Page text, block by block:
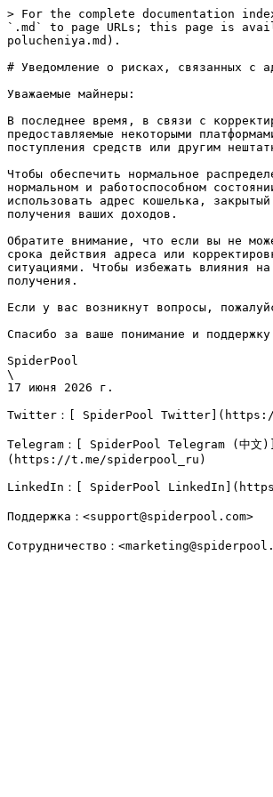
> For the complete documentation
`.md` to page URLs; this page is
polucheniya.md).
# Уведомление о рисках, связанных с
Уважаемые майнеры:
В последнее время, в связи с
предоставляемые некоторыми
поступления средств или другим
Чтобы обеспечить нормальное
нормальном и работоспособном
использовать адрес кошелька,
получения ваших доходов.
Обратите внимание, что если вы не
срока действия адреса или
ситуациями. Чтобы избежать влияния
получения.
Если у вас возникнут вопросы,
Спасибо за ваше понимание и
SpiderPool
\
17 июня 2026 г.
Twitter：[ SpiderPool Twitter](https://
Telegram：[ SpiderPool Telegram (中
(https://t.me/spiderpool_ru)
LinkedIn：[ SpiderPool
Поддержка：<support@spiderpool.com>